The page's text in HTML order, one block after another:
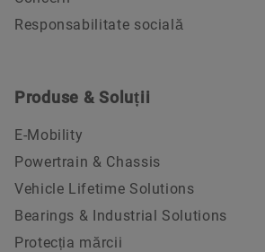
Responsabilitate socială
Produse & Soluții
E-Mobility
Powertrain & Chassis
Vehicle Lifetime Solutions
Bearings & Industrial Solutions
Protecția mărcii